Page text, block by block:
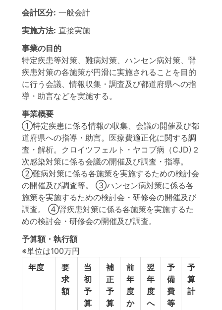
会計区分: 一般会計
実施方法: 直接実施
事業の目的
特定疾患等対策、難病対策、ハンセン病対策、腎
疾患対策の各施策が円滑に実施されることを目的
に行う会議、情報収集・調査及び都道府県への指
導・助言などを実施する。
事業概要
①特定疾患に係る情報の収集、会議の開催及び都
道府県への指導・助言。医療費適正化に関する調
査・解析。クロイツフェルト・ヤコブ病（CJD)２
次感染対策に係る会議の開催及び調査・指導。
②難病対策に係る各施策を実施するための検討会
の開催及び調査等。 ③ハンセン病対策に係る各
施策を実施するための検討会・研修会の開催及び
調査。 ④腎疾患対策に係る各施策を実施するた
めの検討会・研修会の開催及び調査。
予算額・執行額
※単位は100万円
年度
要
求
額
当
初
予
算
補
正
予
算
前
年
度
か
翌
年
度
へ
予
備
費
等
予
算
計